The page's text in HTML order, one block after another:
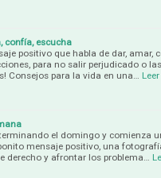
confía, escucha
positivo que habla de dar, amar,
para no salir perjudicado o
Consejos para la vida en una…
el domingo y comienza
mensaje positivo, una
derecho y afrontar los problema…